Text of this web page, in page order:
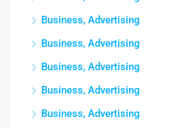
Business, Advertising
Business, Advertising
Business, Advertising
Business, Advertising
Business, Advertising